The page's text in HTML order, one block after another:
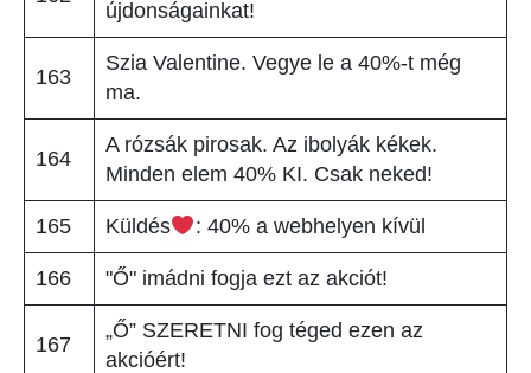
újdonságainkat!
163
Szia Valentine. Vegye le a 40%-t még
ma.
164
A rózsák pirosak. Az ibolyák kékek.
Minden elem 40% KI. Csak neked!
165 Küldés : 40% a webhelyen kívül
166 "Ő" imádni fogja ezt az akciót!
167
„Ő” SZERETNI fog téged ezen az
akcióért!